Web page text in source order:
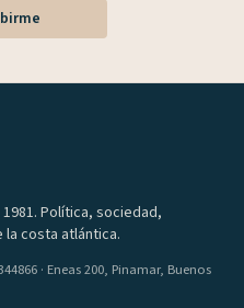
Política, sociedad,
costa atlántica.
· Eneas 200, Pinamar, Buenos